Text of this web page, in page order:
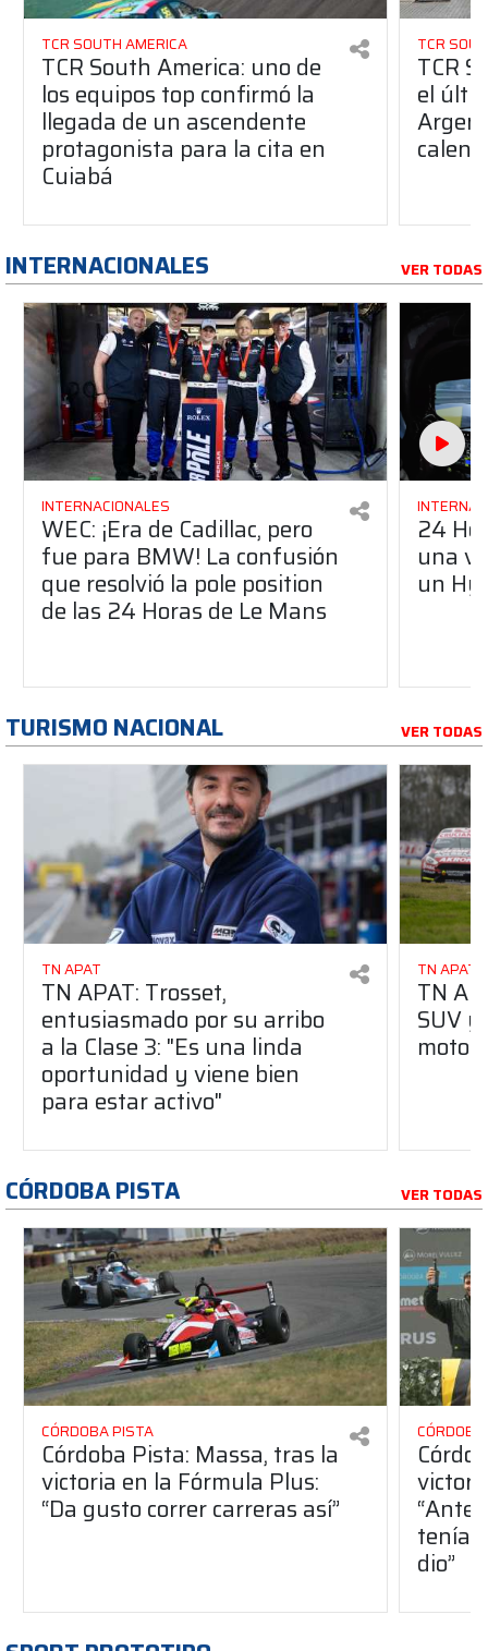
TCR SOUTH AMERICA
TCR South America: uno de
los equipos top confirmó la
llegada de un ascendente
protagonista para la cita en
Cuiabá
TCR
TCR
el
INTERNACIONALES VER TODAS
INTERNACIONALES
WEC: ¡Era de Cadillac, pero
fue para BMW! La confusión
que resolvió la pole position
de las 24 Horas de Le Mans
24
una
un
TURISMO NACIONAL VER TODAS
TN APAT
TN APAT: Trosset,
entusiasmado por su arribo
a la Clase 3: "Es una linda
oportunidad y viene bien
para estar activo"
TN APAT
TN
SUV
CÓRDOBA PISTA VER TODAS
CÓRDOBA PISTA
Córdoba Pista: Massa, tras la
victoria en la Fórmula Plus:
“Da gusto correr carreras así”
dio”